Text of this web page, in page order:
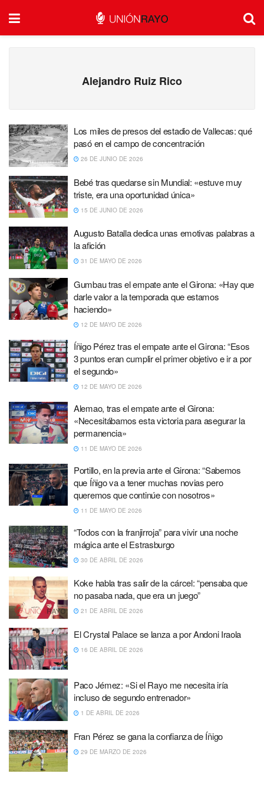
Alejandro Ruiz Rico
Los miles de presos del estadio de Vallecas: qué
pasó en el campo de concentración
26 DE JUNIO DE 2026
Bebé tras quedarse sin Mundial: «estuve muy
triste, era una oportunidad única»
15 DE JUNIO DE 2026
Augusto Batalla dedica unas emotivas palabras a
la afición
31 DE MAYO DE 2026
Gumbau tras el empate ante el Girona: «Hay que
darle valor a la temporada que estamos
haciendo»
12 DE MAYO DE 2026
Íñigo Pérez tras el empate ante el Girona: “Esos
3 puntos eran cumplir el primer objetivo e ir a por
el segundo»
12 DE MAYO DE 2026
Alemao, tras el empate ante el Girona:
«Necesitábamos esta victoria para asegurar la
permanencia»
11 DE MAYO DE 2026
Portillo, en la previa ante el Girona: “Sabemos
que Íñigo va a tener muchas novias pero
queremos que continúe con nosotros»
11 DE MAYO DE 2026
“Todos con la franjirroja” para vivir una noche
mágica ante el Estrasburgo
30 DE ABRIL DE 2026
Koke habla tras salir de la cárcel: “pensaba que
no pasaba nada, que era un juego”
21 DE ABRIL DE 2026
El Crystal Palace se lanza a por Andoni Iraola
16 DE ABRIL DE 2026
Paco Jémez: «Si el Rayo me necesita iría
incluso de segundo entrenador»
1 DE ABRIL DE 2026
Fran Pérez se gana la confianza de Íñigo
29 DE MARZO DE 2026